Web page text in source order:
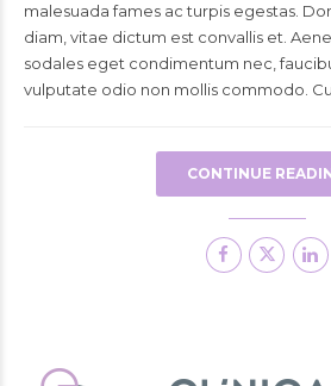
malesuada fames ac turpis egestas.
diam, vitae dictum est convallis et.
sodales eget condimentum nec,
vulputate odio non mollis commodo.
CONTINUE